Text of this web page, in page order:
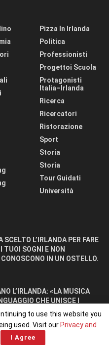
Pizza In Irlanda
Politica
Professionisti
Progettoi Scuola
Protagonisti
Italia–Irlanda
Ricerca
Ricercatori
Ristorazione
Sport
Storia
Storia
Tour Guidati
Università
SCELTO L’IRLANDA PER FARE
TUOI SOGNI E NON
IN UN OSTELLO.
L’IRLANDA: «LA MUSICA
CHE UNISCE I
to use this website you
used. Visit our Privacy and
I Agree